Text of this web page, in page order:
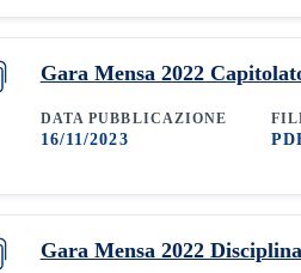
Gara Mensa 2022
DATA PUBBLICAZIONE
16/11/2023
Gara Mensa 2022